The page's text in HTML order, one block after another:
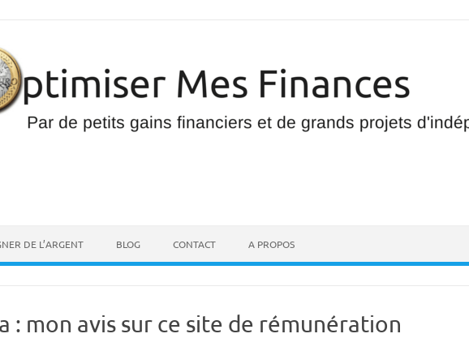
DE L’ARGENT BLOG CONTACT A PROPOS
: mon avis sur ce site de rémunération